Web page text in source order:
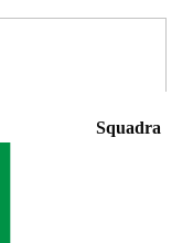
Squadra